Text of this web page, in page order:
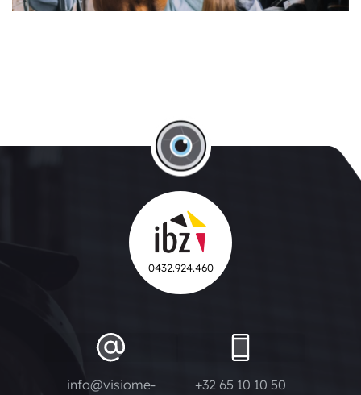
0432.924.460
info@visiome-
+32 65 10 10 50